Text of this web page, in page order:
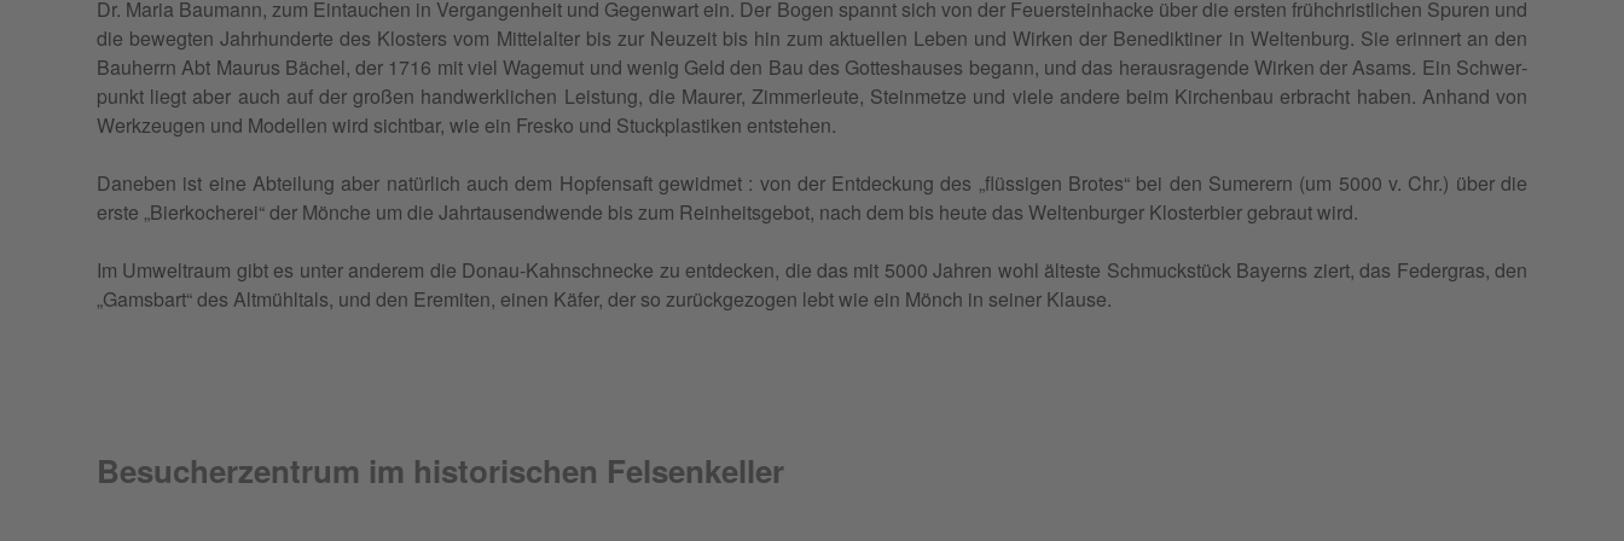
Dr. Maria Bau­mann, zum Ein­tau­chen in Ver­gan­gen­heit und Gegen­wart ein. Der Bogen spannt sich von der Feuer­stein­hacke über die ers­ten früh­christ­li­chen Spu­ren und
die beweg­ten Jah­rhun­derte des Klos­ters vom Mit­te­lal­ter bis zur Neu­zeit bis hin zum aktuel­len Leben und Wir­ken der Bene­dik­ti­ner in Wel­ten­burg. Sie erin­nert an den
Bau­herrn Abt Mau­rus Bächel, der 1716 mit viel Wage­mut und wenig Geld den Bau des Got­te­shauses begann, und das heraus­ra­gende Wir­ken der Asams. Ein Schwer­
punkt liegt aber auch auf der großen hand­werk­li­chen Leis­tung, die Mau­rer, Zim­mer­leute, Stein­metze und viele andere beim Kir­chen­bau erbracht haben. Anhand von
Werk­zeu­gen und Model­len wird sicht­bar, wie ein Fres­ko und Stuck­plas­ti­ken entstehen.
Dane­ben ist eine Abtei­lung aber natür­lich auch dem Hop­fen­saft gewid­met : von der Ent­de­ckung des „flüs­si­gen Brotes“ bei den Sume­rern (um 5000 v. Chr.) über die
erste „Bier­ko­che­rei“ der Mönche um die Jahr­tau­send­wende bis zum Rein­heits­ge­bot, nach dem bis heute das Wel­ten­bur­ger Klos­ter­bier gebraut wird.
Im Umwel­traum gibt es unter ande­rem die Donau-Kahn­sch­necke zu ent­de­cken, die das mit 5000 Jah­ren wohl älteste Schmuckstück Bayerns ziert, das Feder­gras, den
„Gam­sbart“ des Altmühl­tals, und den Ere­mi­ten, einen Käfer, der so zurück­ge­zo­gen lebt wie ein Mönch in sei­ner Klause.
Besucherzentrum im historischen Felsenkeller